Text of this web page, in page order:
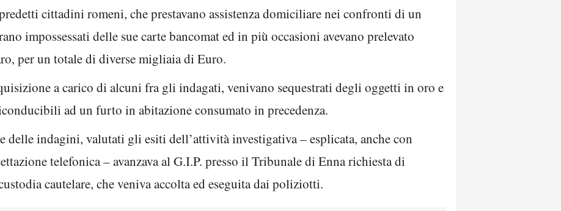
cittadini romeni, che prestavano assistenza domiciliare nei confronti di un
impossessati delle sue carte bancomat ed in più occasioni avevano prelevato
per un totale di diverse migliaia di Euro.
a carico di alcuni fra gli indagati, venivano sequestrati degli oggetti in oro e
ad un furto in abitazione consumato in precedenza.
indagini, valutati gli esiti dell’attività investigativa – esplicata, anche con
telefonica – avanzava al G.I.P. presso il Tribunale di Enna richiesta di
cautelare, che veniva accolta ed eseguita dai poliziotti.